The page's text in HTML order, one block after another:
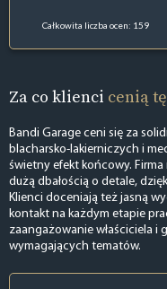
Całkowita liczba ocen: 159
Za co klienci cenią
Bandi Garage ceni się za
blacharsko-lakierniczych i
świetny efekt końcowy.
dużą dbałością o detale,
Klienci doceniają też jasną
kontakt na każdym etapie
zaangażowanie właściciela
wymagających tematów.